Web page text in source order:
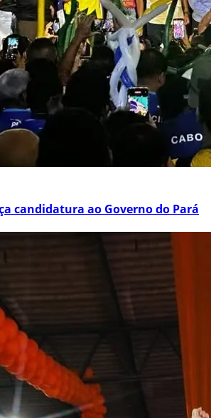
candidatura ao Governo do Pará